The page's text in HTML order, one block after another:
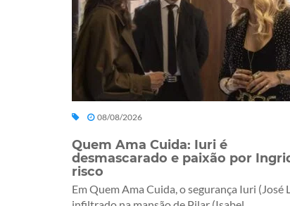
08/08/2026
Quem Ama Cuida: Iuri é
desmascarado e paixão por
risco
Em Quem Ama Cuida, o segurança Iuri (José